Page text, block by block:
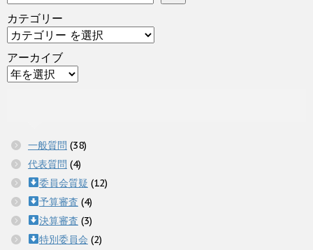
カテゴリー
アーカイブ
一般質問 (38)
代表質問 (4)
委員会質疑 (12)
予算審査 (4)
決算審査 (3)
特別委員会 (2)